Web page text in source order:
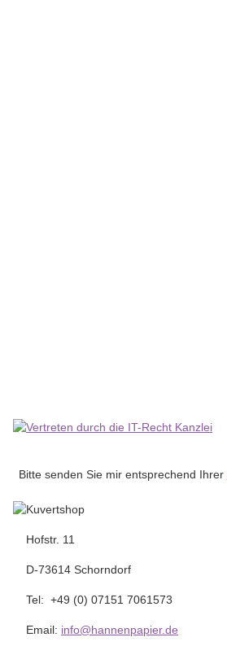
Bitte senden Sie mir entsprechend Ihrer
Hofstr. 11
D-73614 Schorndorf
Tel: +49 (0) 07151 7061573
Email: info@hannenpapier.de